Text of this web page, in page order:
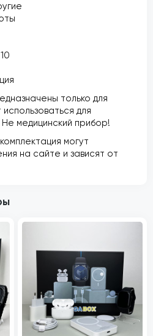
только для
для
медицинский прибор!
могут
на сайте и зависят от